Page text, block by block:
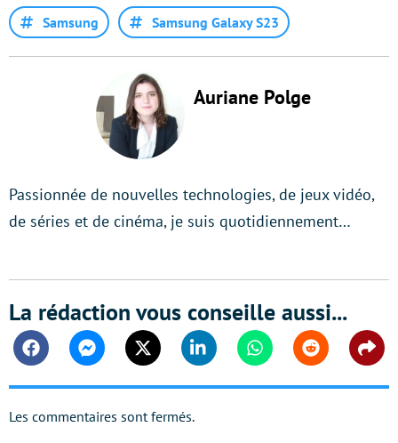
Samsung Samsung Galaxy S23
Auriane Polge
Passionnée de nouvelles technologies, de jeux vidéo,
de séries et de cinéma, je suis quotidiennement…
La rédaction vous conseille aussi...
FacebookMessengerTwitter Linkedin WhatsappReddit
Les commentaires sont fermés.